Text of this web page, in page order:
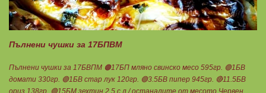
Пълнени чушки за 17БПВМ
Пълнени чушки за 17БВПМ 🟠17БП мляно свинско месо 595гр. 🟢1БВ
домати 330гр. 🟢1БВ стар лук 120гр. 🟢3.5БВ пипер 945гр. 🔴11.5БВ
ориз 138гр. 🟢15БМ зехтин 2.5 с.л./ останалите от месото Червен,